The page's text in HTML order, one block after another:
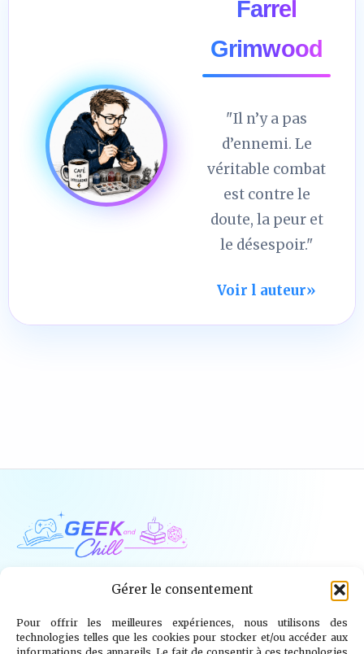
Gérer le consentement
Pour offrir les meilleures expériences, nous utilisons des
technologies telles que les cookies pour stocker et/ou accéder aux
Farrel
Grimwood
"Il n’y a pas
d’ennemi. Le
véritable combat
est contre le
doute, la peur et
le désespoir."
Voir l auteur»
Jeux Vidéo Tech Tabletop Livres